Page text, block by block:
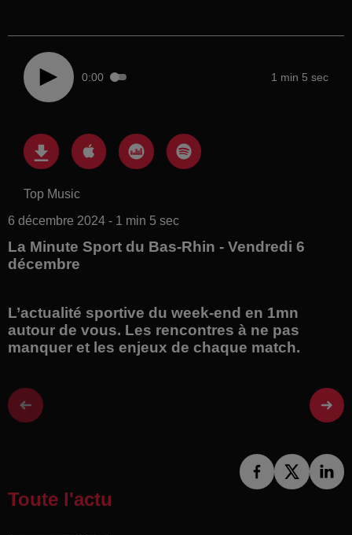
0:00 1 min 5 sec
Top Music
6 décembre 2024 - 1 min 5 sec
La Minute Sport du Bas-Rhin - Vendredi 6
décembre
L’actualité sportive du week-end en 1mn
autour de vous. Les rencontres à ne pas
manquer et les enjeux de chaque match.
Toute l'actu